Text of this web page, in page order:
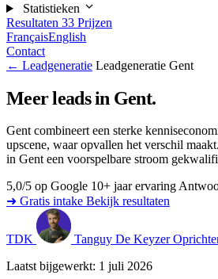
Statistieken
Resultaten 33 Prijzen
FrançaisEnglish
Contact
← Leadgeneratie Leadgeneratie Gent
Meer leads in Gent.
Gent combineert een sterke
upscene, waar opvallen het verschil
in Gent een voorspelbare stroom
5,0/5 op Google 10+ jaar ervaring
➜ Gratis intake Bekijk resultaten
TDK Tanguy De Keyzer
Laatst bijgewerkt: 1 juli 2026